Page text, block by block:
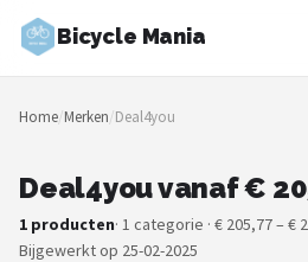
Bicycle Mania
Zoeken
NAVIGATIE
Merken
Home/Merken/Deal4you
Deal4you vanaf €
1 producten· 1 categorie · € 205,77 – €
Bijgewerkt op 25-02-2025